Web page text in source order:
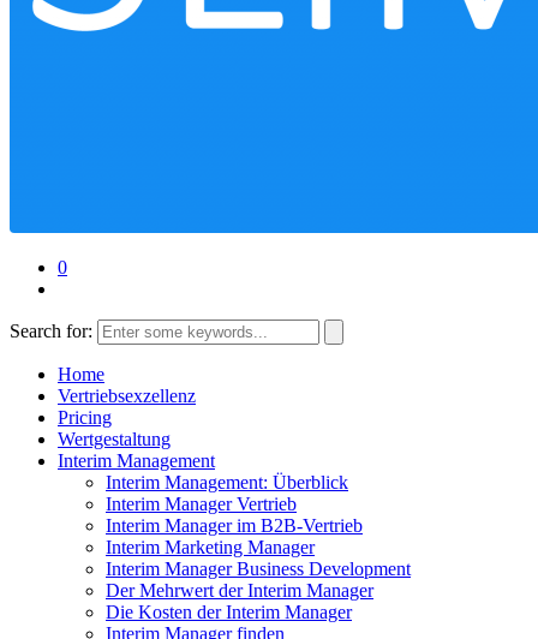
0
Search for:
Home
Vertriebsexzellenz
Pricing
Wertgestaltung
Interim Management
Interim Management: Überblick
Interim Manager Vertrieb
Interim Manager im B2B-Vertrieb
Interim Marketing Manager
Interim Manager Business Development
Der Mehrwert der Interim Manager
Die Kosten der Interim Manager
Interim Manager finden